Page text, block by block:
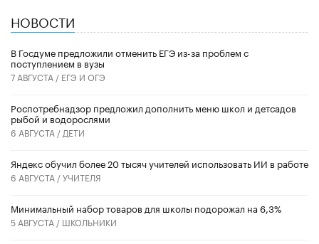
НОВОСТИ
В Госдуме предложили отменить ЕГЭ из-за проблем с
поступлением в вузы
7 АВГУСТА / ЕГЭ И ОГЭ
Роспотребнадзор предложил дополнить меню школ и детсадов
рыбой и водорослями
6 АВГУСТА / ДЕТИ
​Яндекс обучил более 20 тысяч учителей использовать ИИ в работе
6 АВГУСТА /УЧИТЕЛЯ
Минимальный набор товаров для школы подорожал на 6,3%
5 АВГУСТА / ШКОЛЬНИКИ